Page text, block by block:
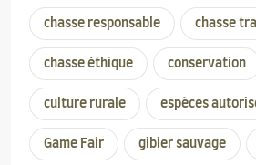
chasse responsable chasse
chasse éthique conservation
culture rurale espèces
Game Fair gibier sauvage